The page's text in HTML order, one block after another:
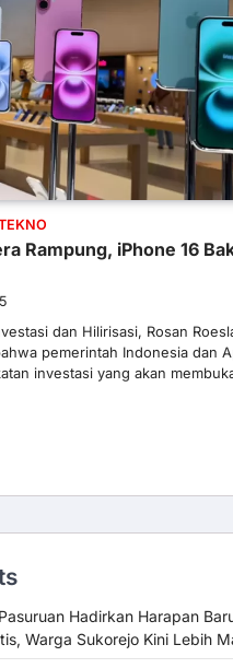
Rampung, iPhone 16
dan Hilirisasi, Rosan
pemerintah Indonesia dan
investasi yang akan
Hadirkan Harapan
Warga Sukorejo Kini Lebih